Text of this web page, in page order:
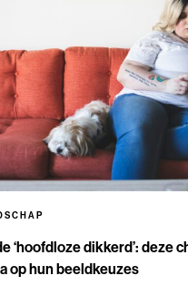
‘hoofdloze dikkerd’: deze
op hun beeldkeuzes